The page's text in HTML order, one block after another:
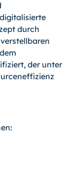
durch
der unter